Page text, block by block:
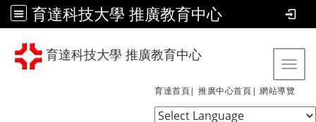
育達科技大學 推廣教育中心
育達科技大學 推廣教育中心
育達首頁| 推廣中心首頁| 網站導覽